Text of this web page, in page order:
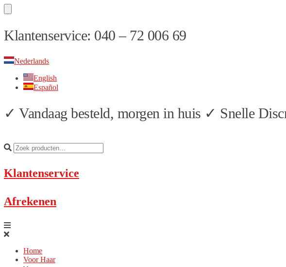
Skip
to
Skip
to
Klantenservice: 040 – 72 006 69
Nederlands
English
Español
✓ Vandaag besteld, morgen in huis ✓ Snelle
Klantenservice
Afrekenen
Home
Voor Haar